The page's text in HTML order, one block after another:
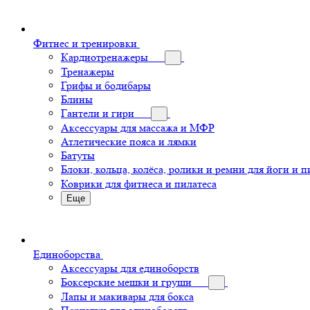
Фитнес и тренировки
Кардиотренажеры
Тренажеры
Грифы и бодибары
Блины
Гантели и гири
Аксессуары для массажа и МФР
Атлетические пояса и лямки
Батуты
Блоки, кольца, колёса, ролики и ремни для йоги и
Коврики для фитнеса и пилатеса
Еще
Единоборства
Аксессуары для единоборств
Боксерские мешки и груши
Лапы и макивары для бокса